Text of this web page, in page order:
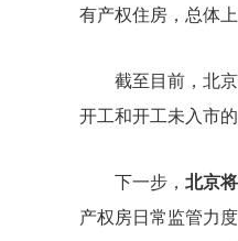
有产权住房，总体
截至目前，北
开工和开工未入市
下一步， 北京
产权房日常监管力